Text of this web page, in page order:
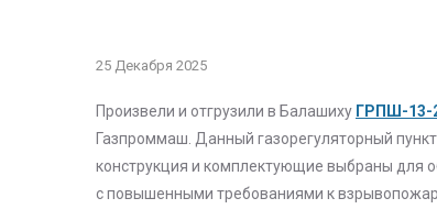
25 Декабря 2025
Произвели и отгрузили в Балашиху ГРПШ-13-
Газпроммаш. Данный газорегуляторный
конструкция и комплектующие выбраны для
с повышенными требованиями к